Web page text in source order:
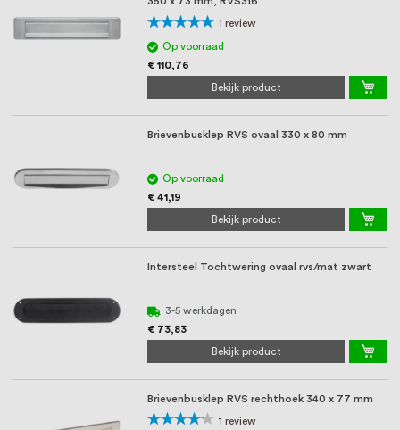
Waardering:
100%
1 review
Op voorraad
€ 110,76
Bekijk product
Brievenbusklep RVS ovaal 330 x 80 mm
Op voorraad
€ 41,19
Bekijk product
Intersteel Tochtwering ovaal rvs/mat zwart
3-5 werkdagen
€ 73,83
Bekijk product
Brievenbusklep RVS rechthoek 340 x 77 mm
Waardering: 1 review